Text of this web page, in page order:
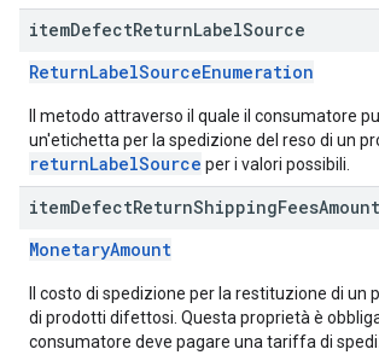
itemDefectReturnLabelSource
ReturnLabelSourceEnumeration
Il metodo attraverso il quale il consumatore
un'etichetta per la spedizione del reso di un
returnLabelSource per i valori possibili.
itemDefectReturnShippingFeesAmount
MonetaryAmount
Il costo di spedizione per la restituzione di un
di prodotti difettosi. Questa proprietà è
consumatore deve pagare una tariffa di